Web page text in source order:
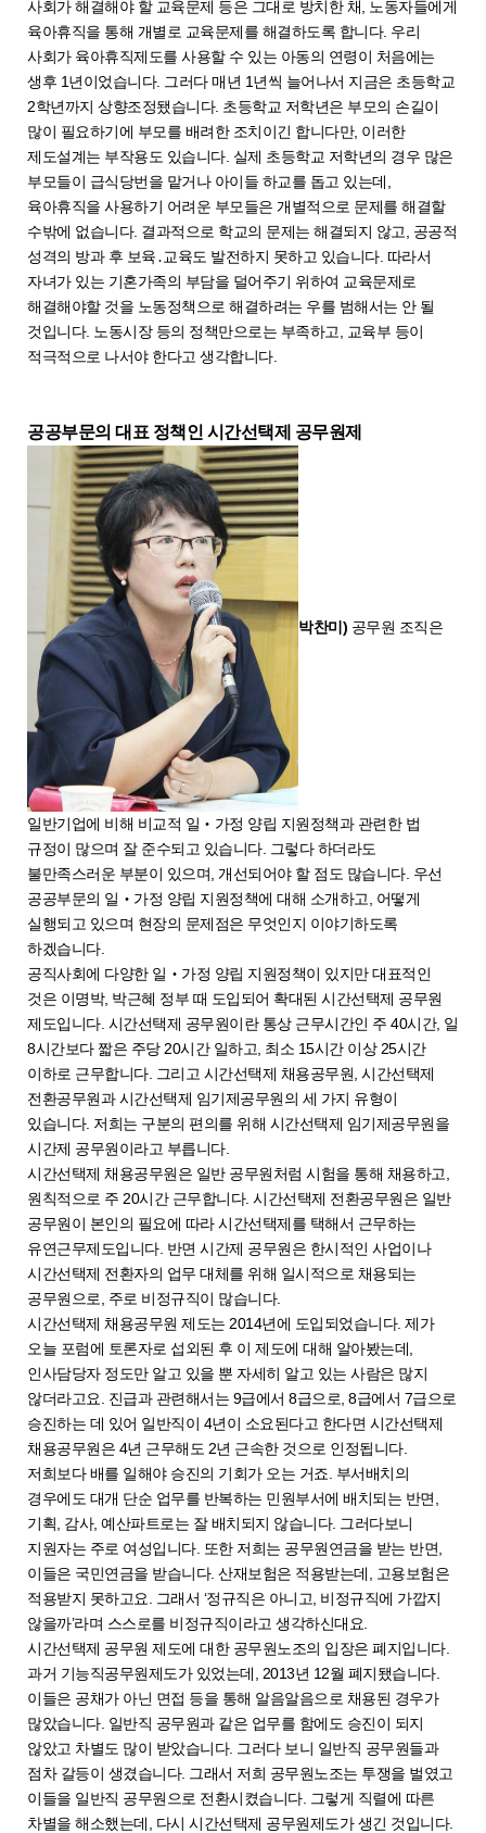
사회가 해결해야 할 교육문제 등은 그대로 방치한 채, 노동자들에게
육아휴직을 통해 개별로 교육문제를 해결하도록 합니다. 우리
사회가 육아휴직제도를 사용할 수 있는 아동의 연령이 처음에는
생후 1년이었습니다. 그러다 매년 1년씩 늘어나서 지금은 초등학교
2학년까지 상향조정됐습니다. 초등학교 저학년은 부모의 손길이
많이 필요하기에 부모를 배려한 조치이긴 합니다만, 이러한
제도설계는 부작용도 있습니다. 실제 초등학교 저학년의 경우 많은
부모들이 급식당번을 맡거나 아이들 하교를 돕고 있는데,
육아휴직을 사용하기 어려운 부모들은 개별적으로 문제를 해결할
수밖에 없습니다. 결과적으로 학교의 문제는 해결되지 않고, 공공적
성격의 방과 후 보육․교육도 발전하지 못하고 있습니다. 따라서
자녀가 있는 기혼가족의 부담을 덜어주기 위하여 교육문제로
해결해야할 것을 노동정책으로 해결하려는 우를 범해서는 안 될
것입니다. 노동시장 등의 정책만으로는 부족하고, 교육부 등이
적극적으로 나서야 한다고 생각합니다.
공공부문의 대표 정책인 시간선택제 공무원제
박찬미) 공무원 조직은
일반기업에 비해 비교적 일‧가정 양립 지원정책과 관련한 법
규정이 많으며 잘 준수되고 있습니다. 그렇다 하더라도
불만족스러운 부분이 있으며, 개선되어야 할 점도 많습니다. 우선
공공부문의 일‧가정 양립 지원정책에 대해 소개하고, 어떻게
실행되고 있으며 현장의 문제점은 무엇인지 이야기하도록
하겠습니다.
공직사회에 다양한 일‧가정 양립 지원정책이 있지만 대표적인
것은 이명박, 박근혜 정부 때 도입되어 확대된 시간선택제 공무원
제도입니다. 시간선택제 공무원이란 통상 근무시간인 주 40시간, 일
8시간보다 짧은 주당 20시간 일하고, 최소 15시간 이상 25시간
이하로 근무합니다. 그리고 시간선택제 채용공무원, 시간선택제
전환공무원과 시간선택제 임기제공무원의 세 가지 유형이
있습니다. 저희는 구분의 편의를 위해 시간선택제 임기제공무원을
시간제 공무원이라고 부릅니다.
시간선택제 채용공무원은 일반 공무원처럼 시험을 통해 채용하고,
원칙적으로 주 20시간 근무합니다. 시간선택제 전환공무원은 일반
공무원이 본인의 필요에 따라 시간선택제를 택해서 근무하는
유연근무제도입니다. 반면 시간제 공무원은 한시적인 사업이나
시간선택제 전환자의 업무 대체를 위해 일시적으로 채용되는
공무원으로, 주로 비정규직이 많습니다.
시간선택제 채용공무원 제도는 2014년에 도입되었습니다. 제가
오늘 포럼에 토론자로 섭외된 후 이 제도에 대해 알아봤는데,
인사담당자 정도만 알고 있을 뿐 자세히 알고 있는 사람은 많지
않더라고요. 진급과 관련해서는 9급에서 8급으로, 8급에서 7급으로
승진하는 데 있어 일반직이 4년이 소요된다고 한다면 시간선택제
채용공무원은 4년 근무해도 2년 근속한 것으로 인정됩니다.
저희보다 배를 일해야 승진의 기회가 오는 거죠. 부서배치의
경우에도 대개 단순 업무를 반복하는 민원부서에 배치되는 반면,
기획, 감사, 예산파트로는 잘 배치되지 않습니다. 그러다보니
지원자는 주로 여성입니다. 또한 저희는 공무원연금을 받는 반면,
이들은 국민연금을 받습니다. 산재보험은 적용받는데, 고용보험은
적용받지 못하고요. 그래서 ‘정규직은 아니고, 비정규직에 가깝지
않을까’라며 스스로를 비정규직이라고 생각하신대요.
시간선택제 공무원 제도에 대한 공무원노조의 입장은 폐지입니다.
과거 기능직공무원제도가 있었는데, 2013년 12월 폐지됐습니다.
이들은 공채가 아닌 면접 등을 통해 알음알음으로 채용된 경우가
많았습니다. 일반직 공무원과 같은 업무를 함에도 승진이 되지
않았고 차별도 많이 받았습니다. 그러다 보니 일반직 공무원들과
점차 갈등이 생겼습니다. 그래서 저희 공무원노조는 투쟁을 벌였고
이들을 일반직 공무원으로 전환시켰습니다. 그렇게 직렬에 따른
차별을 해소했는데, 다시 시간선택제 공무원제도가 생긴 것입니다.